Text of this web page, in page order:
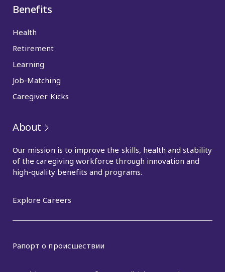
Benefits
Health
Retirement
Learning
Job-Matching
Caregiver Kicks
About
Our mission is to improve the skills, health and stability
of the caregiving workforce through innovation and
high-quality benefits and programs.
Explore Careers
Рапорт о происшествии